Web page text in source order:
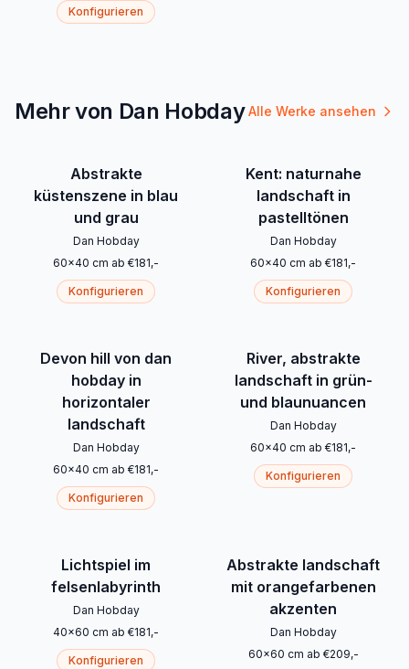
Konfigurieren
Mehr von Dan Hobday Alle Werke ansehen
Abstrakte
küstenszene in blau
und grau
Dan Hobday
60x40 cm ab €181,-
Konfigurieren
Kent: naturnahe
landschaft in
pastelltönen
Dan Hobday
60x40 cm ab €181,-
Konfigurieren
Devon hill von dan
hobday in
horizontaler
landschaft
Dan Hobday
60x40 cm ab €181,-
Konfigurieren
River, abstrakte
landschaft in grün-
und blaunuancen
Dan Hobday
60x40 cm ab €181,-
Konfigurieren
Lichtspiel im
felsenlabyrinth
Dan Hobday
40x60 cm ab €181,-
Konfigurieren
Abstrakte landschaft
mit orangefarbenen
akzenten
Dan Hobday
60x60 cm ab €209,-